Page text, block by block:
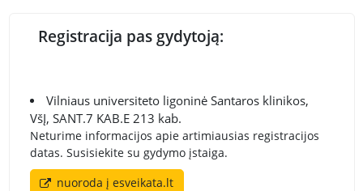
Registracija pas gydytoją:
Vilniaus universiteto ligoninė Santaros klinikos,
VšĮ, SANT.7 KAB.E 213 kab.
Neturime informacijos apie artimiausias registracijos
datas. Susisiekite su gydymo įstaiga.
nuoroda į esveikata.lt